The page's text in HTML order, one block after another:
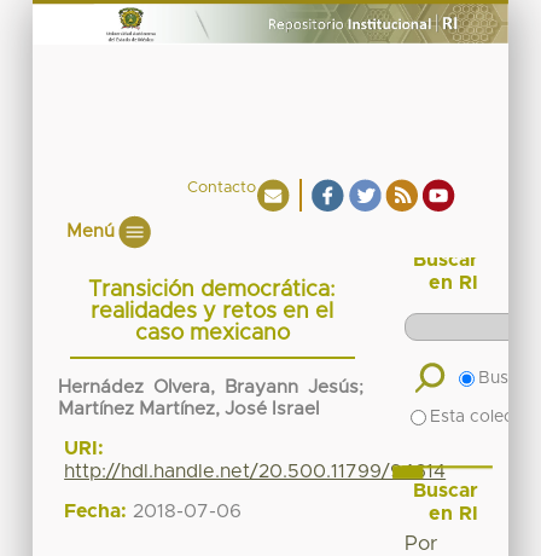
Contacto
Menú
Transición democrática:
realidades y retos en el
caso mexicano
Hernádez Olvera, Brayann Jesús;
Martínez Martínez, José Israel
URI:
http://hdl.handle.net/20.500.11799/94614
Fecha: 2018-07-06
Buscar
en RI
Buscar
Esta
Buscar
en RI
Por